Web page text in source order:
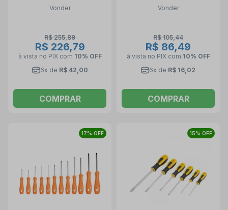
VONDER
Vonder
R$ 255,89
R$ 226,79
à vista no PIX com 10% OFF
6x de R$ 42,00
COMPRAR
VONDER
Vonder
R$ 105,44
R$ 86,49
à vista no PIX com 10% OFF
6x de R$ 16,02
COMPRAR
17% OFF 15% OFF